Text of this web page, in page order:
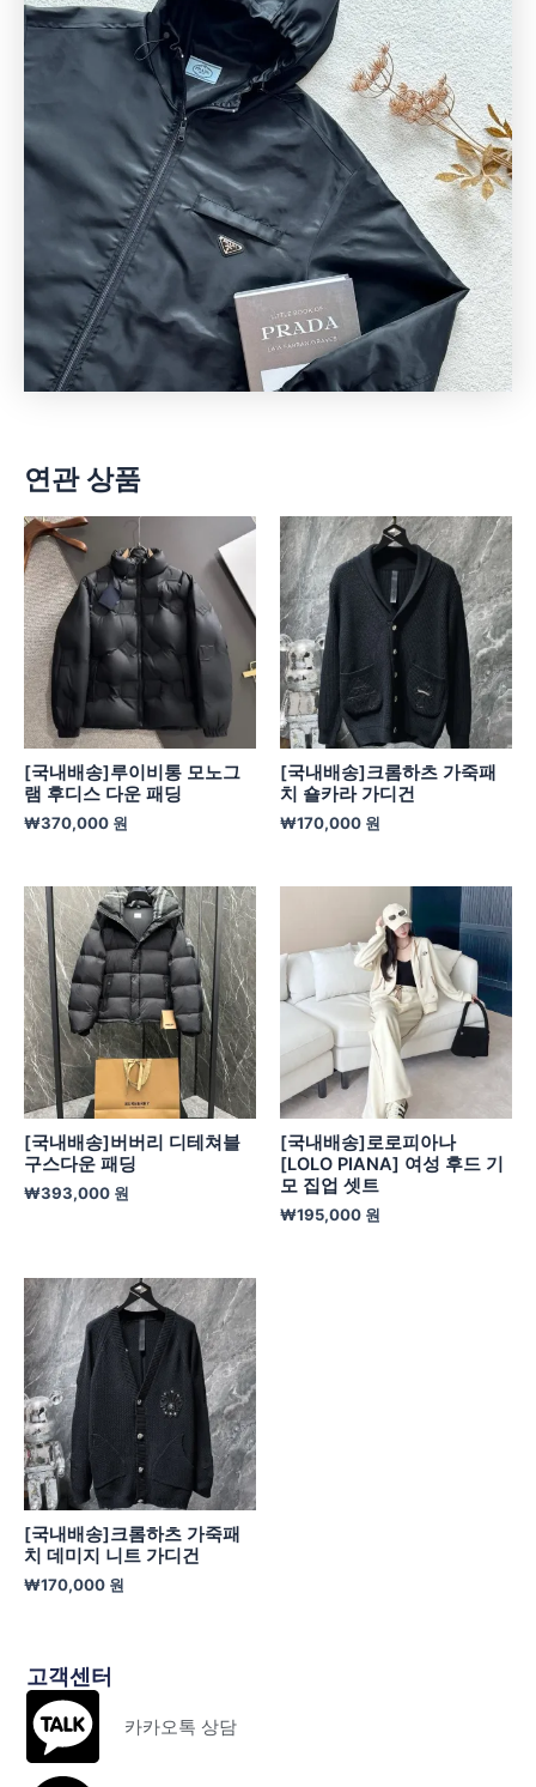
연관 상품
[국내배송]루이비통 모노그
램 후디스 다운 패딩
₩370,000 원
[국내배송]크롬하츠 가죽패
치 숄카라 가디건
₩170,000 원
[국내배송]버버리 디테쳐블
구스다운 패딩
₩393,000 원
[국내배송]로로피아나
[LOLO PIANA] 여성 후드 기
모 집업 셋트
₩195,000 원
[국내배송]크롬하츠 가죽패
치 데미지 니트 가디건
₩170,000 원
고객센터
카카오톡 상담